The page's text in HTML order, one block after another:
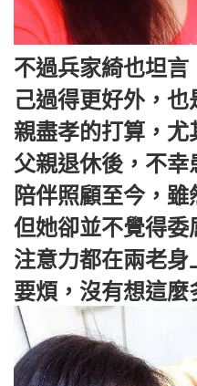
不過兵家綺也坦言
己過得更好外，
親盡孝的打算，
父親退休後，不幸
陪伴照顧至今，雖
但她卻並不覺得委
注意力都在兩老
要煩，沒有想這麼